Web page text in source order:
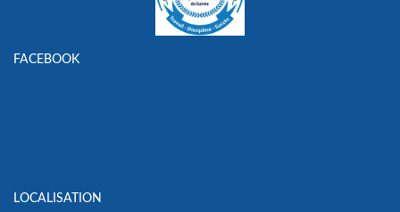
FACEBOOK
LOCALISATION